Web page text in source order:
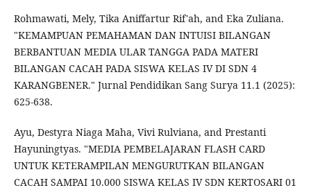
Rohmawati, Mely, Tika Aniffartur Rif'ah, and Eka Zuliana.
"KEMAMPUAN PEMAHAMAN DAN INTUISI BILANGAN
BERBANTUAN MEDIA ULAR TANGGA PADA MATERI
BILANGAN CACAH PADA SISWA KELAS IV DI SDN 4
KARANGBENER." Jurnal Pendidikan Sang Surya 11.1 (2025):
625-638.
Ayu, Destyra Niaga Maha, Vivi Rulviana, and Prestanti
Hayuningtyas. "MEDIA PEMBELAJARAN FLASH CARD
UNTUK KETERAMPILAN MENGURUTKAN BILANGAN
CACAH SAMPAI 10.000 SISWA KELAS IV SDN KERTOSARI 01